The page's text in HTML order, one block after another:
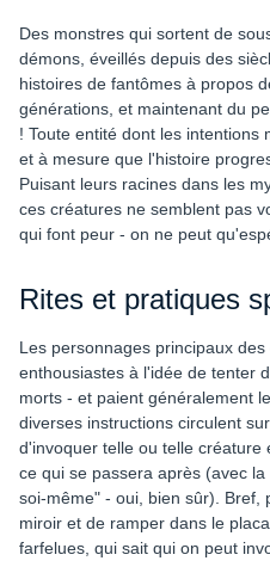
Des monstres qui sortent de
démons, éveillés depuis des
histoires de fantômes à propos
générations, et maintenant du
! Toute entité dont les intentions
et à mesure que l'histoire
Puisant leurs racines dans les
ces créatures ne semblent pas
qui font peur - on ne peut
Rites et pratiques
Les personnages principaux
enthousiastes à l'idée de tenter
morts - et paient généralement
diverses instructions circulent
d'invoquer telle ou telle créature
ce qui se passera après (avec
soi-même" - oui, bien sûr). Bref,
miroir et de ramper dans le
farfelues, qui sait qui on peut